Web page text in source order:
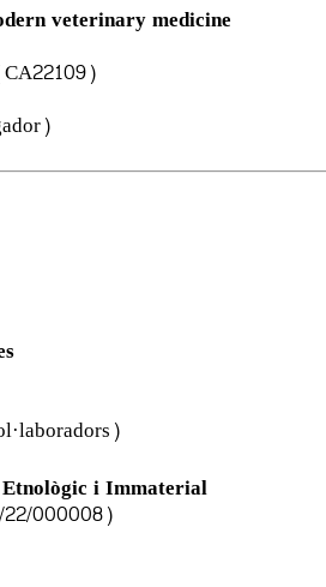
veterinary medicine
i Immaterial
22/000008)